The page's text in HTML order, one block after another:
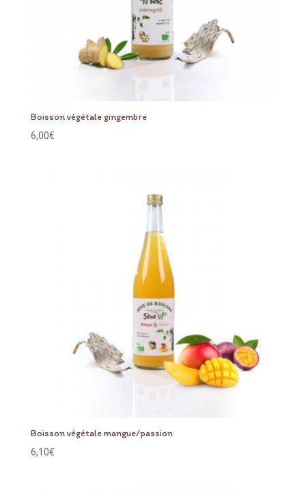
Boisson végétale gingembre
6,00€
Boisson végétale mangue/passion
6,10€